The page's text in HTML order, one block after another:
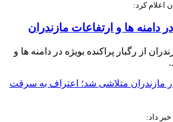
اعلام کرد:
دامنه ها و ارتفاعات مازندران
از رگبار پراکنده بویژه در دامنه ها و
داد: